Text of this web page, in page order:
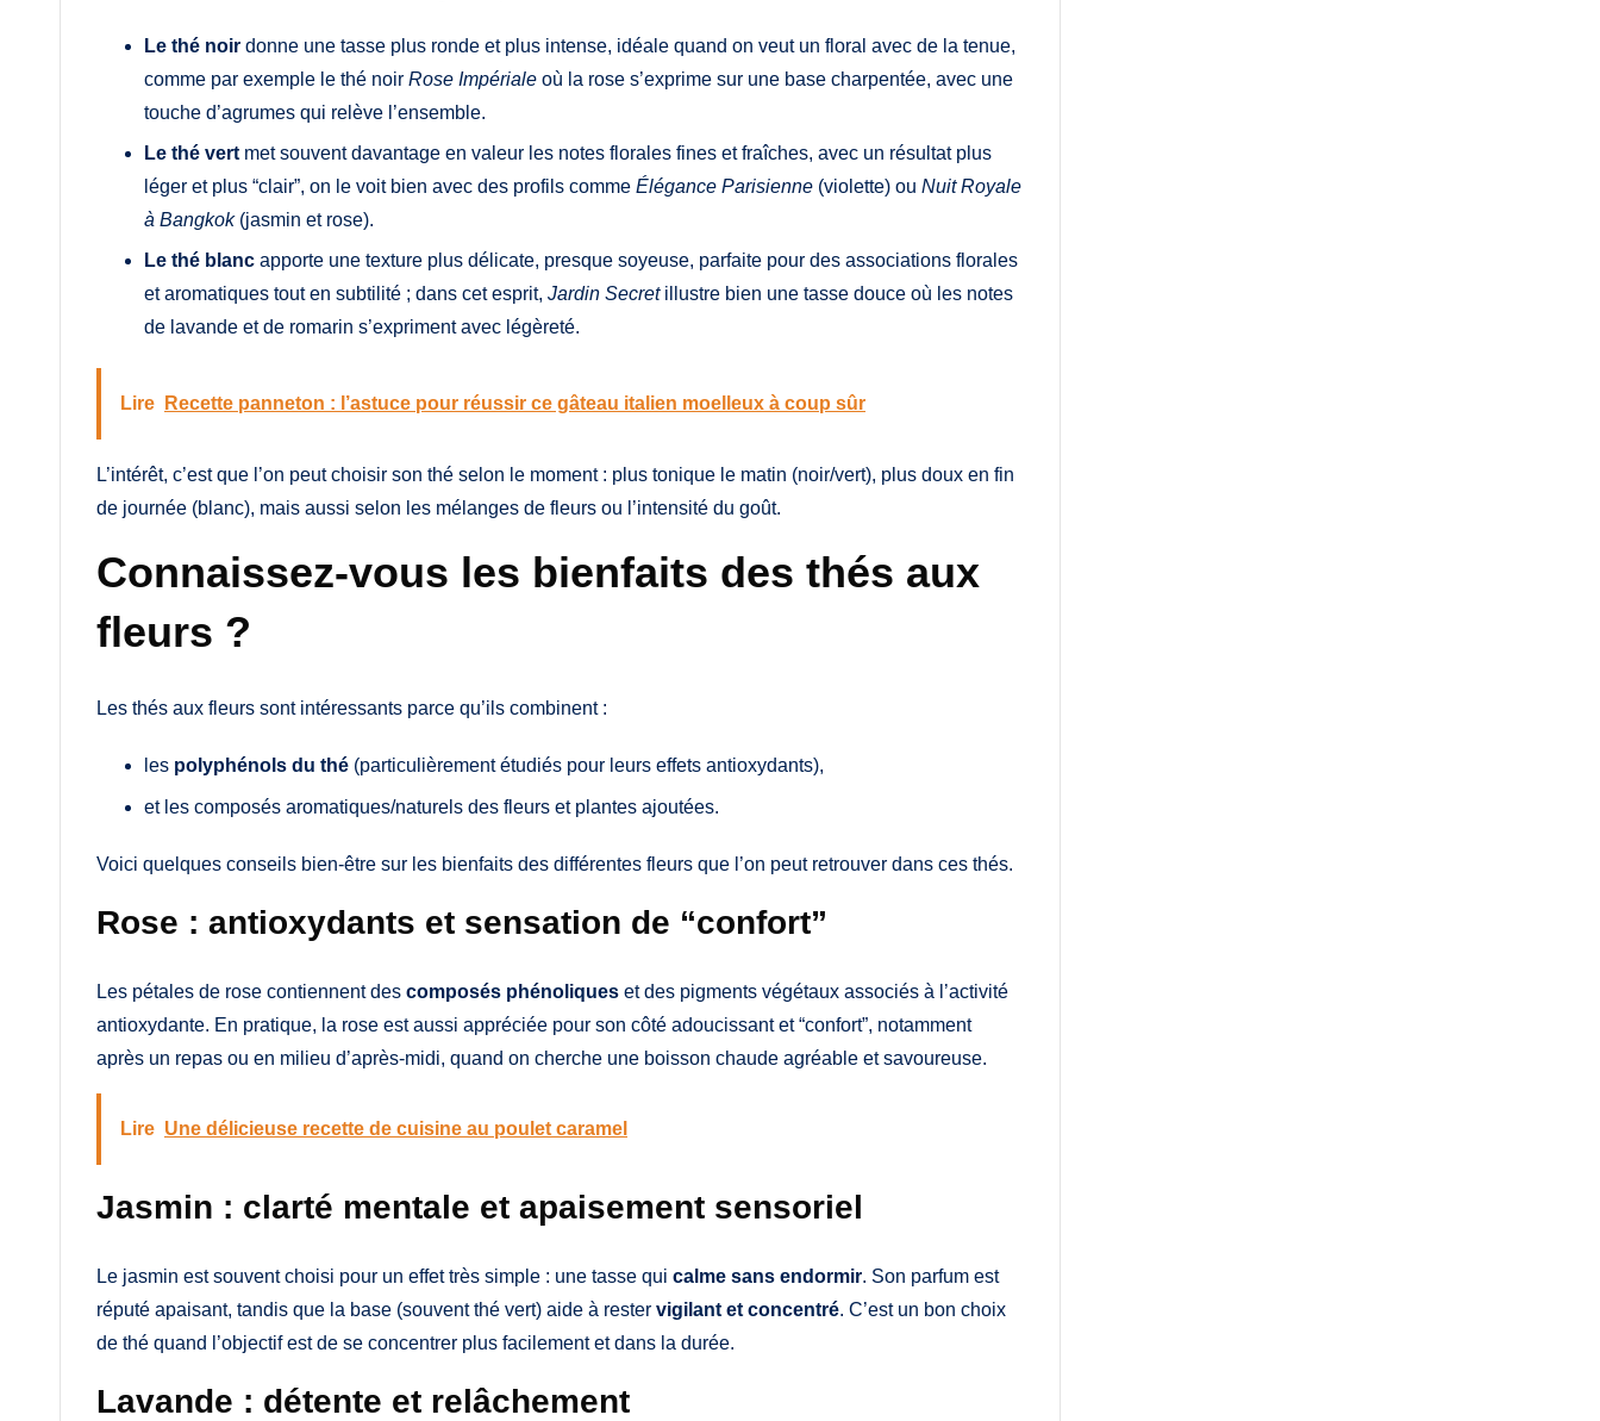
Le thé noir donne une tasse plus ronde et plus intense, idéale quand on veut un floral avec de la tenue,
comme par exemple le thé noir Rose Impériale où la rose s’exprime sur une base charpentée, avec une
touche d’agrumes qui relève l’ensemble.
Le thé vert met souvent davantage en valeur les notes florales fines et fraîches, avec un résultat plus
léger et plus “clair”, on le voit bien avec des profils comme Élégance Parisienne (violette) ou Nuit Royale
à Bangkok(jasmin et rose).
Le thé blanc apporte une texture plus délicate, presque soyeuse, parfaite pour des associations florales
et aromatiques tout en subtilité ; dans cet esprit, Jardin Secretillustre bien une tasse douce où les notes
de lavande et de romarin s’expriment avec légèreté.
Lire Recette panneton : l’astuce pour réussir ce gâteau italien moelleux à coup sûr
L’intérêt, c’est que l’on peut choisir son thé selon le moment : plus tonique le matin (noir/vert), plus doux en fin
de journée (blanc), mais aussi selon les mélanges de fleurs ou l’intensité du goût.
Connaissez-vous les bienfaits des thés aux
fleurs ?
Les thés aux fleurs sont intéressants parce qu’ils combinent :
les polyphénols du thé (particulièrement étudiés pour leurs effets antioxydants),
et les composés aromatiques/naturels des fleurs et plantes ajoutées.
Voici quelques conseils bien-être sur les bienfaits des différentes fleurs que l’on peut retrouver dans ces thés.
Rose : antioxydants et sensation de “confort”
Les pétales de rose contiennent des composés phénoliques et des pigments végétaux associés à l’activité
antioxydante. En pratique, la rose est aussi appréciée pour son côté adoucissant et “confort”, notamment
après un repas ou en milieu d’après-midi, quand on cherche une boisson chaude agréable et savoureuse.
Lire Une délicieuse recette de cuisine au poulet caramel
Jasmin : clarté mentale et apaisement sensoriel
Le jasmin est souvent choisi pour un effet très simple : une tasse qui calme sans endormir. Son parfum est
réputé apaisant, tandis que la base (souvent thé vert) aide à rester vigilant et concentré. C’est un bon choix
de thé quand l’objectif est de se concentrer plus facilement et dans la durée.
Lavande : détente et relâchement